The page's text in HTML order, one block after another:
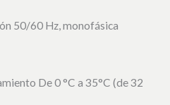
50/60 Hz, monofásica
De 0 °C a 35°C (de 32